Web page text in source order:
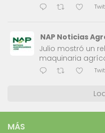
NAP Noticias
Julio mostró un
maquinaria
MÁS